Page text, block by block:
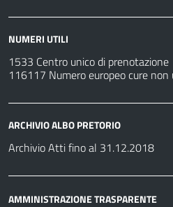
NUMERI UTILI
1533 Centro unico di prenotazione
116117 Numero europeo cure
ARCHIVIO ALBO PRETORIO
Archivio Atti fino al 31.12.2018
AMMINISTRAZIONE TRASPARENTE